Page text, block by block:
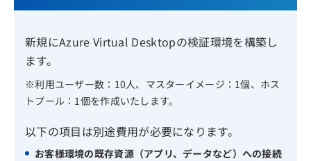
新規にAzure Virtual Desktopの検証環境を構築し
ます。
利用ユーザー数：10人、マスターイメージ：1個、ホス
トプール：1個を作成いたします。
以下の項目は別途費用が必要になります。
お客様環境の既存資源（アプリ、データなど）への接続